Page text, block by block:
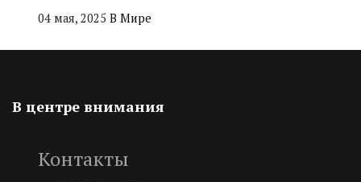
04 мая, 2025 В Мире
В центре внимания
Контакты